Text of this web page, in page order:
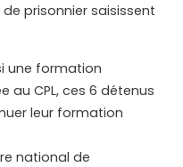
prisonnier saisissent
une formation
au CPL, ces 6 détenus
leur formation
national de